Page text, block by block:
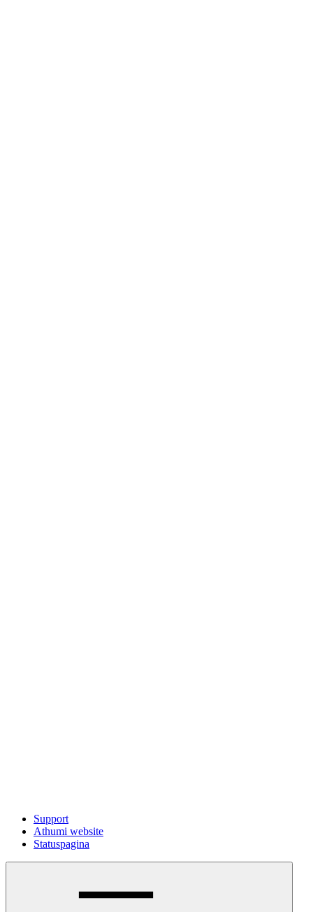
Support
Athumi website
Statuspagina